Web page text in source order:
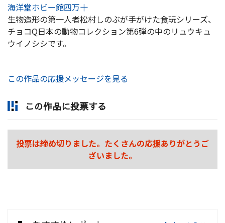
海洋堂ホビー館四万十
生物造形の第一人者松村しのぶが手がけた食玩シリーズ、
チョコQ日本の動物コレクション第6弾の中のリュウキュ
ウイノシシです。
この作品の応援メッセージを見る
この作品に投票する
投票は締め切りました。たくさんの応援ありがとうご
ざいました。